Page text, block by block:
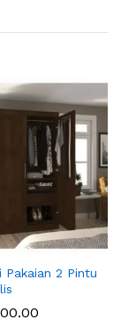
Pakaian 2 Pintu